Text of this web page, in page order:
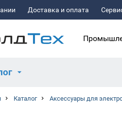
Доставка и оплата
Каталог Аксессуары для